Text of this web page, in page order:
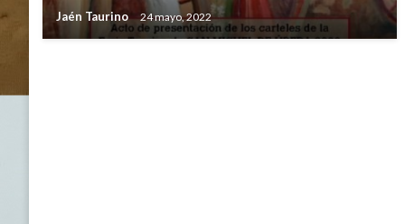
Jaén Taurino 24 mayo, 2022